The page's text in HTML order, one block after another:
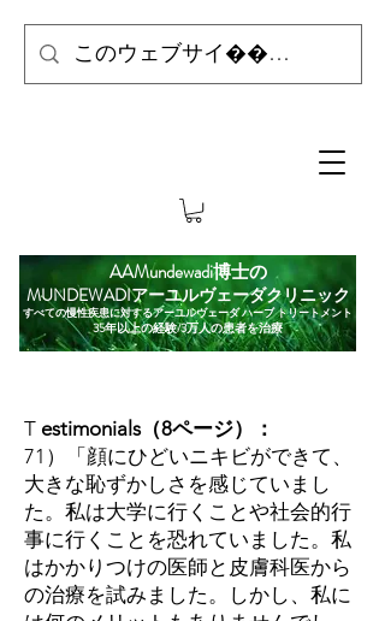
AAMundewadi博士の
MUNDEWADIアーユルヴェーダクリニック
すべての慢性疾患に対するアーユルヴェーダ ハーブ トリートメント
35年以上の経験/3万人の患者を治療
T estimonials（8ページ）：
71）「顔にひどいニキビができて、
大きな恥ずかしさを感じていまし
た。私は大学に行くことや社会的行
事に行くことを恐れていました。私
はかかりつけの医師と皮膚科医から
の治療を試みました。しかし、私に